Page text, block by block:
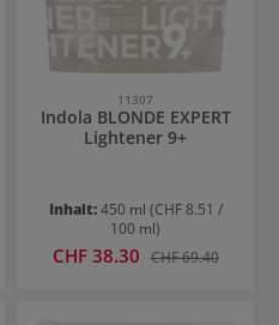
11307
Indola BLONDE EXPERT
Lightener 9+
Inhalt:450 ml (CHF 8.51 /
100 ml)
Verkaufspreis:
CHF 38.30 Regulärer Preis:
CHF 69.40